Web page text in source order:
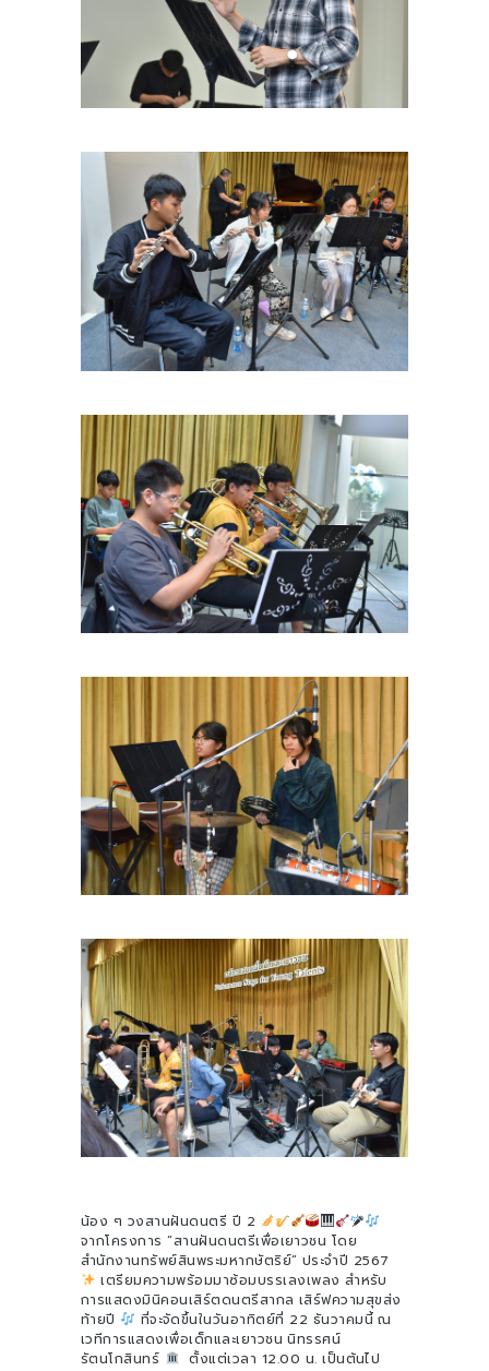
น้อง ๆ วงสานฝันดนตรี ปี 2
จากโครงการ “สานฝันดนตรีเพื่อเยาวชน โดย
สำนักงานทรัพย์สินพระมหากษัตริย์” ประจำปี 2567
เตรียมความพร้อมมาซ้อมบรรเลงเพลง สำหรับ
การแสดงมินิคอนเสิร์ตดนตรีสากล เสิร์ฟความสุขส่ง
ท้ายปี
ที่จะจัดขึ้นในวันอาทิตย์ที่ 22 ธันวาคมนี้ ณ
เวทีการแสดงเพื่อเด็กและเยาวชน นิทรรศน์
รัตนโกสินทร์
ตั้งแต่เวลา 12.00 น. เป็นต้นไป